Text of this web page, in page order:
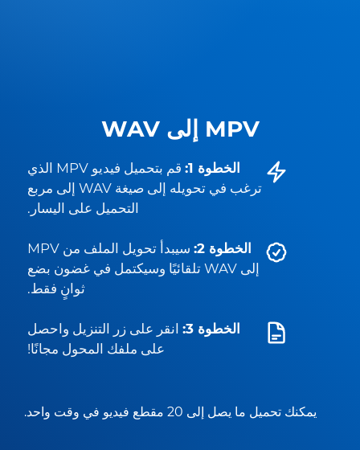
MPV إلى WAV
الخطوة 1:
قم بتحميل فيديو MPV الذي
ترغب في تحويله إلى صيغة WAV إلى مربع
التحميل على اليسار.
الخطوة 2:
سيبدأ تحويل الملف من MPV
إلى WAV تلقائيًا وسيكتمل في غضون بضع
ثوانٍ فقط.
الخطوة 3:
انقر على زر التنزيل واحصل
على ملفك المحول مجانًا!
يمكنك تحميل ما يصل إلى 20 مقطع فيديو في وقت واحد.